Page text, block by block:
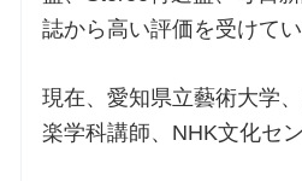
誌から高い評価を受けてい
現在、愛知県立藝術大学
楽学科講師、NHK文化セン